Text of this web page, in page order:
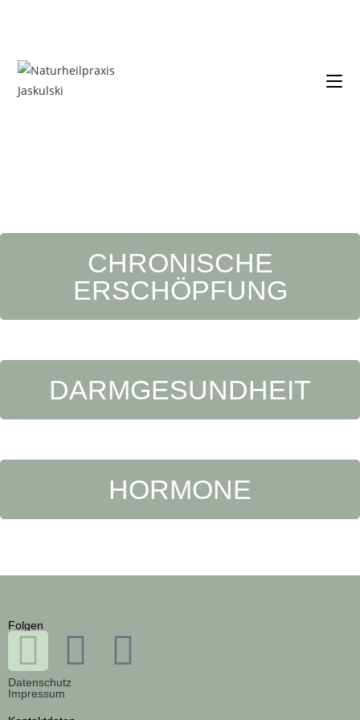
CHRONISCHE
ERSCHÖPFUNG
DARMGESUNDHEIT
HORMONE
Folgen
Datenschutz
Impressum